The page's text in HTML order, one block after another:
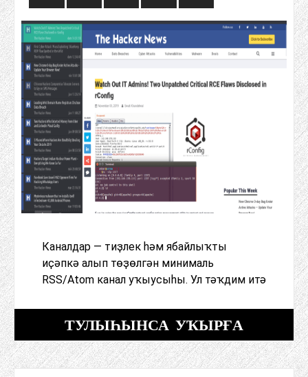
Каналдар — тиҙлек һәм ябайлыҡты
иҫәпкә алып төҙөлгән минималь
RSS/Atom канал уҡыусыһы. Ул тәҡдим итә
ТУЛЫҺЫНСА УҠЫРҒА